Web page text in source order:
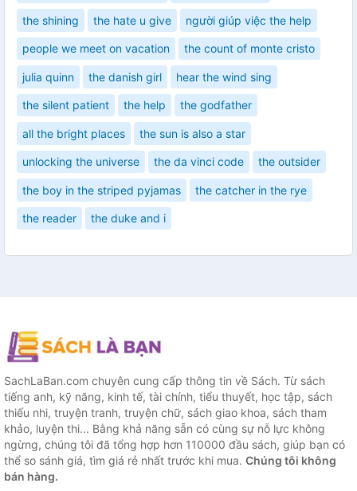
the shining the hate u give người giúp việc the help
people we meet on vacation the count of monte cristo
julia quinn the danish girl hear the wind sing
the silent patient the help the godfather
all the bright places the sun is also a star
unlocking the universe the da vinci code the outsider
the boy in the striped pyjamas the catcher in the rye
the reader the duke and i
SachLaBan.com chuyên cung cấp thông tin về Sách. Từ sách
tiếng anh, kỹ năng, kinh tế, tài chính, tiểu thuyết, học tập, sách
thiếu nhi, truyện tranh, truyện chữ, sách giao khoa, sách tham
khảo, luyện thi... Bằng khả năng sẵn có cùng sự nỗ lực không
ngừng, chúng tôi đã tổng hợp hơn 110000 đầu sách, giúp bạn có
thể so sánh giá, tìm giá rẻ nhất trước khi mua. Chúng tôi không
bán hàng.